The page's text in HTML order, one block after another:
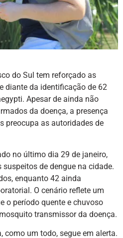
do Sul tem reforçado as
diante da identificação de 62
Apesar de ainda não
da doença, a presença
preocupa as autoridades de
no último dia 29 de janeiro,
de dengue na cidade.
enquanto 42 ainda
O cenário reflete um
o período quente e chuvoso
transmissor da doença.
como um todo, segue em alerta.